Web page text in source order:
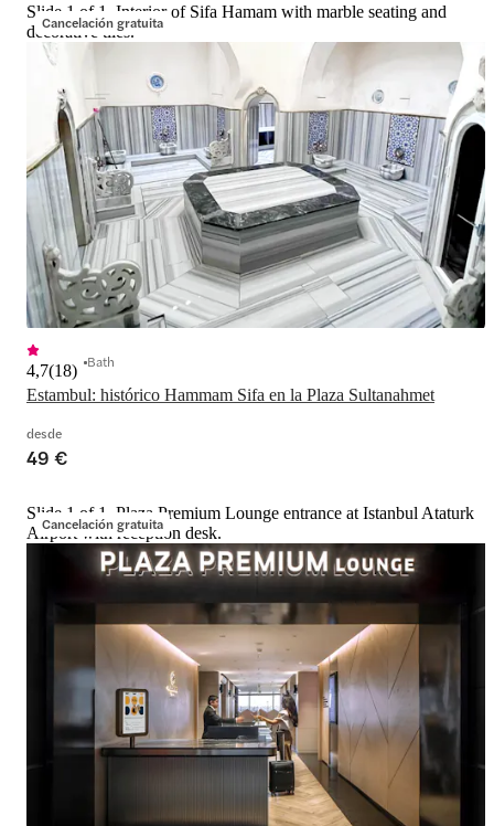
Cancelación gratuita
Slide 1 of 1, Interior of Sifa Hamam with marble seating and
decorative tiles.
Estambul: histórico Hammam Sifa en la Plaza Sultanahmet
4,7(18) Bath
desde
49 €
Cancelación gratuita
Slide 1 of 1, Plaza Premium Lounge entrance at Istanbul Ataturk
Airport with reception desk.